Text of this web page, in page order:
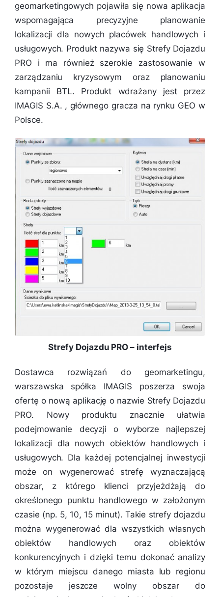
geomarketingowych pojawiła się nowa aplikacja
wspomagająca precyzyjne planowanie
lokalizacji dla nowych placówek handlowych i
usługowych. Produkt nazywa się Strefy Dojazdu
PRO i ma również szerokie zastosowanie w
zarządzaniu kryzysowym oraz planowaniu
kampanii BTL. Produkt wdrażany jest przez
IMAGIS S.A. , głównego gracza na rynku GEO w
Polsce.
Strefy Dojazdu PRO – interfejs
Dostawca rozwiązań do geomarketingu,
warszawska spółka IMAGIS poszerza swoja
ofertę o nową aplikację o nazwie Strefy Dojazdu
PRO. Nowy produktu znacznie ułatwia
podejmowanie decyzji o wyborze najlepszej
lokalizacji dla nowych obiektów handlowych i
usługowych. Dla każdej potencjalnej inwestycji
może on wygenerować strefę wyznaczającą
obszar, z którego klienci przyjeżdżają do
określonego punktu handlowego w założonym
czasie (np. 5, 10, 15 minut). Takie strefy dojazdu
można wygenerować dla wszystkich własnych
obiektów handlowych oraz obiektów
konkurencyjnych i dzięki temu dokonać analizy
w którym miejscu danego miasta lub regionu
pozostaje jeszcze wolny obszar do